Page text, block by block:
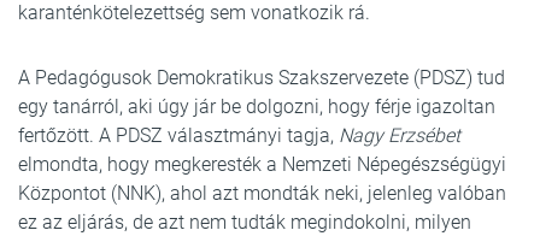
karanténkötelezettség sem vonatkozik rá.
A Pedagógusok Demokratikus Szakszervezete (PDSZ) tud
egy tanárról, aki úgy jár be dolgozni, hogy férje igazoltan
fertőzött. A PDSZ választmányi tagja, Nagy Erzsébet
elmondta, hogy megkeresték a Nemzeti Népegészségügyi
Központot (NNK), ahol azt mondták neki, jelenleg valóban
ez az eljárás, de azt nem tudták megindokolni, milyen